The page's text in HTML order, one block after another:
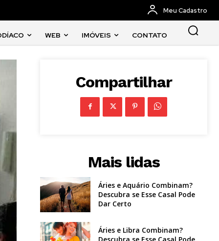
Meu Cadastro
WEB IMÓVEIS CONTATO
Compartilhar
Mais lidas
Áries e Aquário Combinam?
Descubra se Esse Casal Pode
Dar Certo
Áries e Libra Combinam?